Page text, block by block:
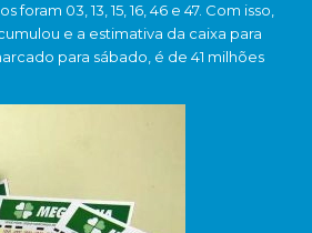
foram 03, 13, 15, 16, 46 e 47. Com isso,
e a estimativa da caixa para
para sábado, é de 41 milhões